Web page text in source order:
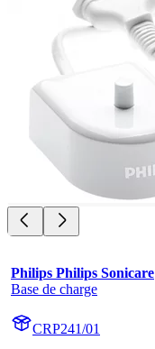
Philips Philips Sonicare
Base de charge
CRP241/01